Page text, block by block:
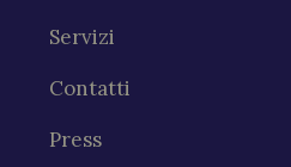
Servizi
Contatti
Press